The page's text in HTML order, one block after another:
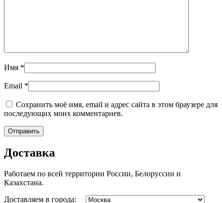
Имя *
Email *
Сохранить моё имя, email и адрес сайта в этом браузере для
последующих моих комментариев.
Доставка
Работаем по всей территории России, Белоруссии и
Казахстана.
Доставляем в города: